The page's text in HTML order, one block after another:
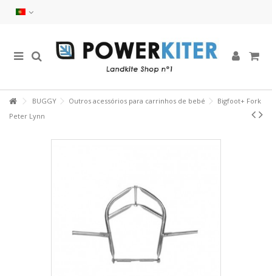
BUGGY Outros acessórios para carrinhos de bebé
Bigfoot+ Fork
Peter Lynn